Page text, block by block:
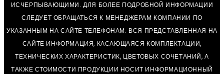
ИСЧЕРПЫВАЮЩИМИ. ДЛЯ БОЛЕЕ ПОДРОБНОЙ ИНФОРМАЦИИ
СЛЕДУЕТ ОБРАЩАТЬСЯ К МЕНЕДЖЕРАМ КОМПАНИИ ПО
УКАЗАННЫМ НА САЙТЕ ТЕЛЕФОНАМ. ВСЯ ПРЕДСТАВЛЕННАЯ НА
САЙТЕ ИНФОРМАЦИЯ, КАСАЮЩАЯСЯ КОМПЛЕКТАЦИИ,
ТЕХНИЧЕСКИХ ХАРАКТЕРИСТИК, ЦВЕТОВЫХ СОЧЕТАНИЙ, А
ТАКЖЕ СТОИМОСТИ ПРОДУКЦИИ НОСИТ ИНФОРМАЦИОННЫЙ